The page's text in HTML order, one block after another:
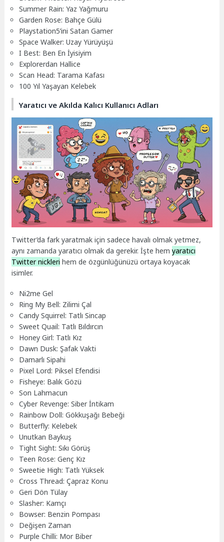
Summer Rain: Yaz Yağmuru
Garden Rose: Bahçe Gülü
Playstation5’ini Satan Gamer
Space Walker: Uzay Yürüyüşü
I Best: Ben En İyisiyim
Explorerdan Hallice
Scan Head: Tarama Kafası
100 Yıl Yaşayan Kelebek
Yaratıcı ve Akılda Kalıcı Kullanıcı Adları
Twitter’da fark yaratmak için sadece havalı olmak yetmez,
aynı zamanda yaratıcı olmak da gerekir. İşte hemyaratıcı
Twitter nickleri hem de özgünlüğünüzü ortaya koyacak
isimler.
Ni2me Gel
Ring My Bell: Zilimi Çal
Candy Squirrel: Tatlı Sincap
Sweet Quail: Tatlı Bıldırcın
Honey Girl: Tatlı Kız
Dawn Dusk: Şafak Vakti
Damarlı Sipahi
Pixel Lord: Piksel Efendisi
Fisheye: Balık Gözü
Son Lahmacun
Cyber Revenge: Siber İntikam
Rainbow Doll: Gökkuşağı Bebeği
Butterfly: Kelebek
Unutkan Baykuş
Tight Sight: Sıkı Görüş
Teen Rose: Genç Kız
Sweetie High: Tatlı Yüksek
Cross Thread: Çapraz Konu
Geri Dön Tülay
Slasher: Kamçı
Bowser: Benzin Pompası
Değişen Zaman
Purple Chilli: Mor Biber